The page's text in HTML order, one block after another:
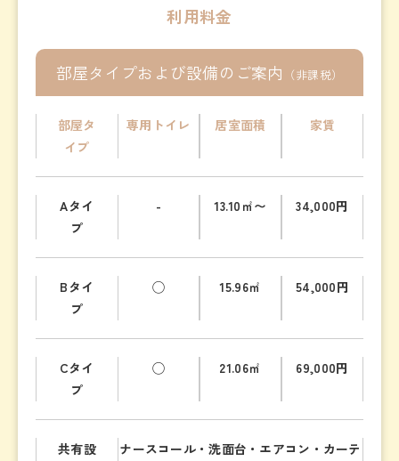
利用料金
部屋タイプおよび設備のご案内 （非課税）
部屋タ
イプ
専用トイレ 居室面積 家賃
Aタイ
プ
- 13.10㎡〜 34,000円
Bタイ
プ
◯ 15.96㎡ 54,000円
Cタイ
プ
◯ 21.06㎡ 69,000円
共有設
ナースコール・洗面台・エアコン・カーテ